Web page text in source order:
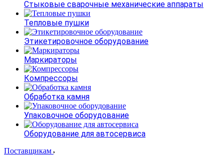
Стыковые сварочные механические аппараты
Тепловые пушки
Этикетировочное оборудование
Маркираторы
Компрессоры
Обработка камня
Упаковочное оборудование
Оборудование для автосервиса
Поставщикам